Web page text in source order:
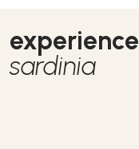
experience
sardinia